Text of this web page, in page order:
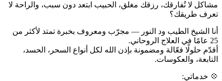
مشاكل لا تُفارقك، رزقك مغلق، الحبيب ابتعد دون سبب، والراحة لا
تعرف طريقك؟
أنا الشيخ الطيب ود النور — مجرّب ومعروف بخبرة تمتد لأكثر من
25 عامًا في العلاج الروحاني.
أقدّم حلولًا فعّالة ومضمونة بإذن الله لكل أنواع السحر، الحسد،
التابعة، والعكوسات.
💠 خدماتي: